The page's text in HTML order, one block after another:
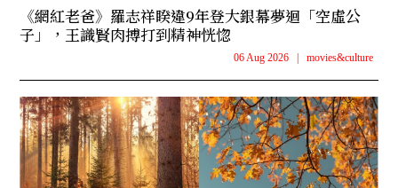
《網紅老爸》羅志祥睽違9年登大銀幕夢迴「空虛公
子」，王識賢肉搏打到精神恍惚
06 Aug 2026 movies&culture